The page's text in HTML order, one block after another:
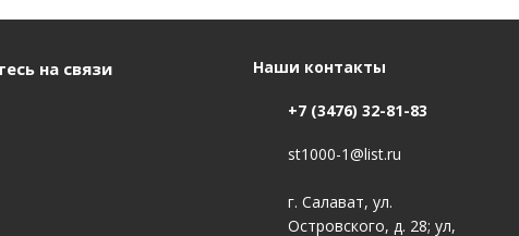
на связи Наши контакты
+7 (3476) 32-81-83
st1000-1@list.ru
г. Салават, ул.
Островского, д. 28; ул,